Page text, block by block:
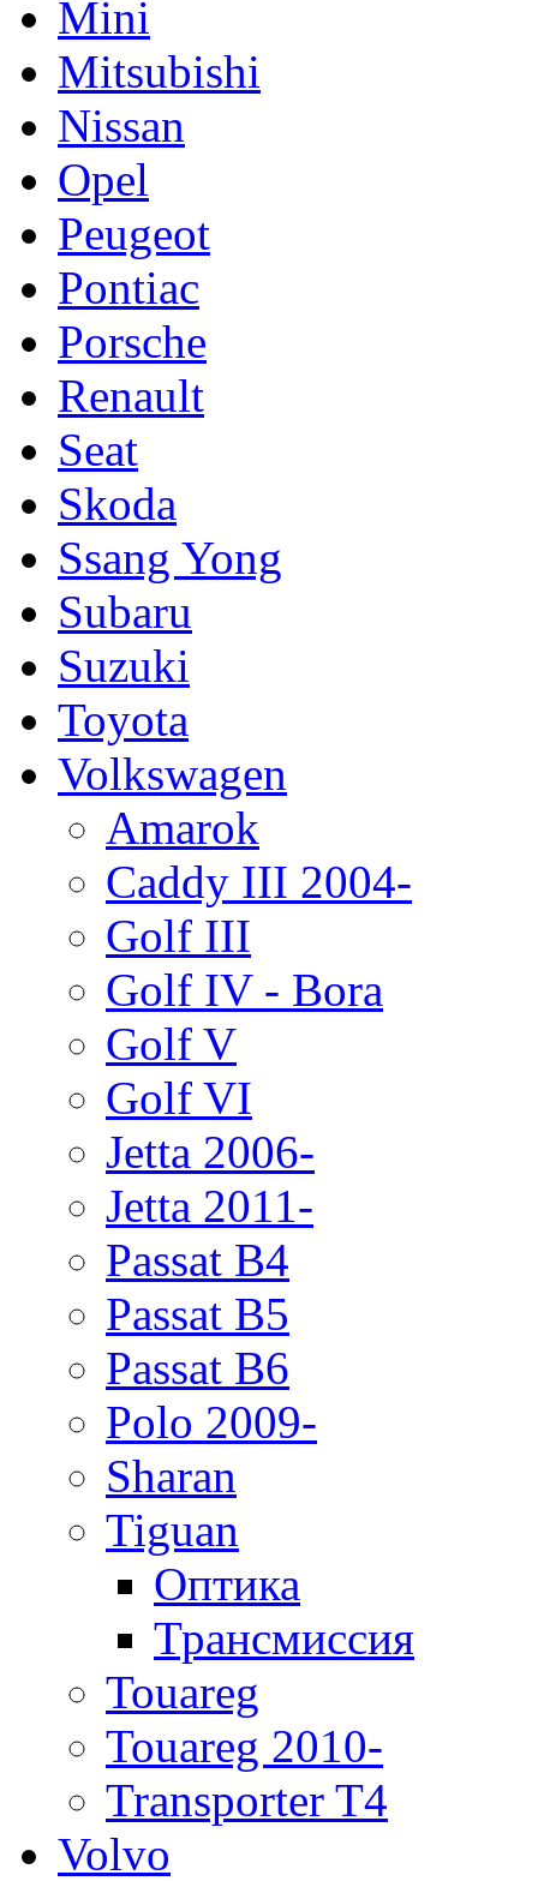
Mini
Mitsubishi
Nissan
Opel
Peugeot
Pontiac
Porsche
Renault
Seat
Skoda
Ssang Yong
Subaru
Suzuki
Toyota
Volkswagen
Amarok
Caddy III 2004-
Golf III
Golf IV - Bora
Golf V
Golf VI
Jetta 2006-
Jetta 2011-
Passat B4
Passat B5
Passat B6
Polo 2009-
Sharan
Tiguan
Оптика
Трансмиссия
Touareg
Touareg 2010-
Transporter T4
Volvo